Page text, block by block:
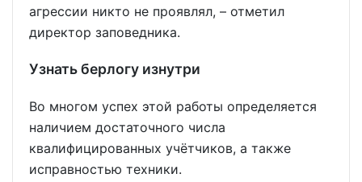
агрессии никто не проявлял, – отметил
директор заповедника.
Узнать берлогу изнутри
Во многом успех этой работы определяется
наличием достаточного числа
квалифицированных учётчиков, а также
исправностью техники.